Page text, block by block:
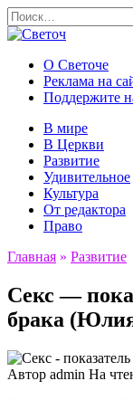
Перейти
к
Search
for:
О Светоче
Реклама на
Поддержите
В мире
В Церкви
Развитие
Удивительное
Культура
От редактора
Право
Главная » Развитие
Секс —
брака
Автор admin На